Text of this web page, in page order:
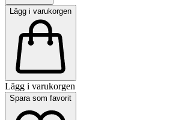
Lägg i varukorgen
Lägg i varukorgen
Spara som favorit